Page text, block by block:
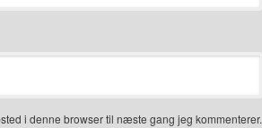
i denne browser til næste gang jeg kommenterer.